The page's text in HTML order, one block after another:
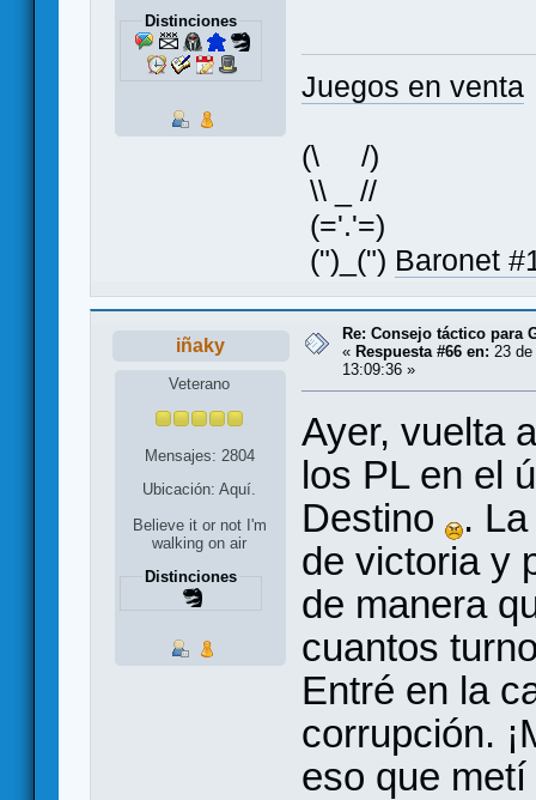
Distinciones
Juegos en venta
(\ /)
\\ _ //
(='.'=)
(")_(") Baronet
iñaky
Veterano
Mensajes: 2804
Ubicación: Aquí.
Believe it or not I'm
walking on air
Distinciones
Re: Consejo táctico para
« Respuesta #66 en: 23
13:09:36 »
Ayer, vuelta
los PL en el
Destino
.
de victoria y
de manera
cuantos
Entré en la
corrupción.
eso que